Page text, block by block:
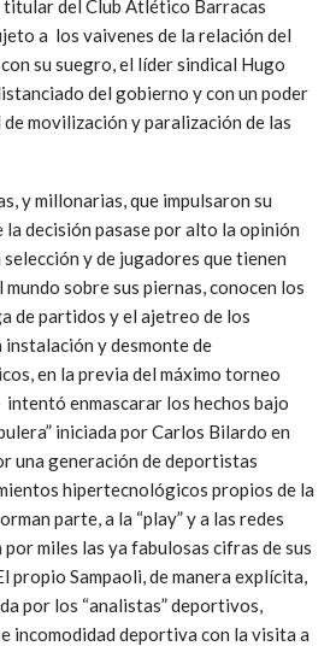
titular del Club Atlético Barracas
a los vaivenes de la relación del
su suegro, el líder sindical Hugo
del gobierno y con un poder
movilización y paralización de las
y millonarias, que impulsaron su
decisión pasase por alto la opinión
y de jugadores que tienen
sobre sus piernas, conocen los
de partidos y el ajetreo de los
y desmonte de
en la previa del máximo torneo
enmascarar los hechos bajo
iniciada por Carlos Bilardo en
una generación de deportistas
hipertecnológicos propios de la
parte, a la “play” y a las redes
miles las ya fabulosas cifras de sus
Sampaoli, de manera explícita,
por los “analistas” deportivos,
incomodidad deportiva con la visita a